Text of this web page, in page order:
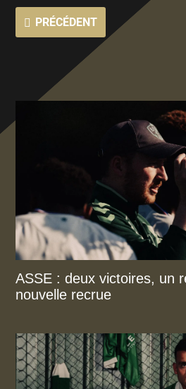
PRÉCÉDENT
ASSE : deux victoires, un
nouvelle recrue